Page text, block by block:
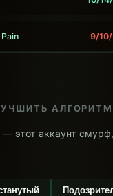
9/
АЛГОРИТМ
— этот аккаунт